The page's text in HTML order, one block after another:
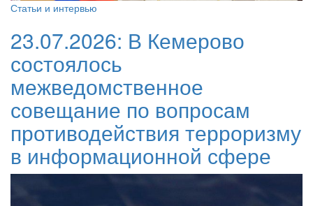
Статьи и интервью
23.07.2026: В Кемерово
состоялось
межведомственное
совещание по вопросам
противодействия терроризму
в информационной сфере